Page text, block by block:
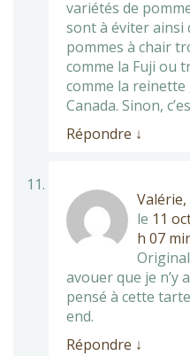
variétés de
sont à éviter ainsi
pommes à chair
comme la Fuji ou
comme la reinette
Canada. Sinon,
Répondre ↓
le 11
h 07
avouer que je n’y
pensé à cette
end.
Répondre ↓